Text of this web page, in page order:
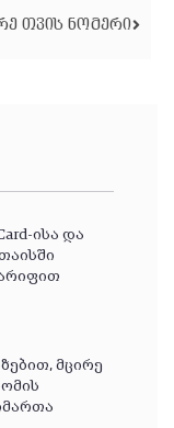
ᲗᲕᲘᲡ ᲜᲝᲛᲔᲠᲘ
ისა და
მცირე